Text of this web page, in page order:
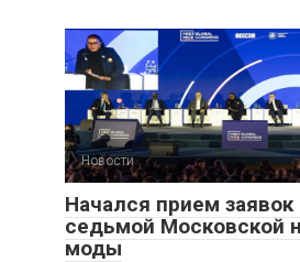
Новости
Начался прием заявок
седьмой Московской
моды